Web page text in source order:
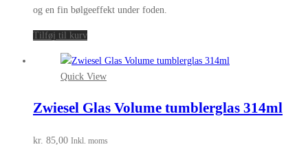
og en fin bølgeeffekt under foden.
Tilføj til kurv
Quick View
Zwiesel Glas Volume tumblerglas 314ml
kr. 85,00 Inkl. moms